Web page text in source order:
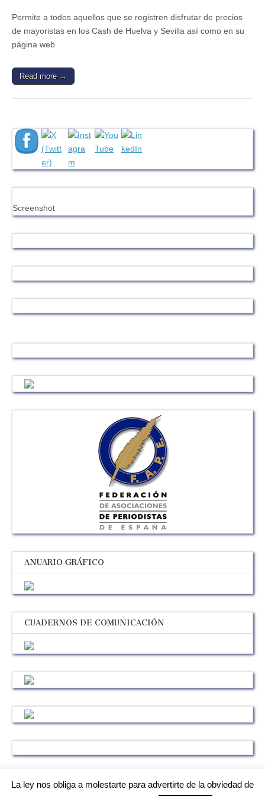
Permite a todos aquellos que se registren disfrutar de precios
de mayoristas en los Cash de Huelva y Sevilla así como en su
página web
Read more →
Screenshot
ANUARIO GRÁFICO
CUADERNOS DE COMUNICACIÓN
La ley nos obliga a molestarte para advertirte de la obviedad de